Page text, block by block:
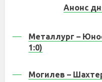
Анонс
Металлург –
1:0)
Могилев –